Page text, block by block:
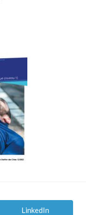
LinkedIn